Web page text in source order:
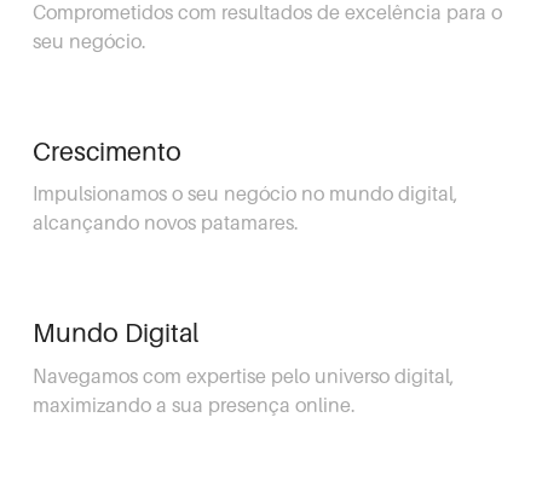
Comprometidos com resultados de excelência para o
seu negócio.
Crescimento
Impulsionamos o seu negócio no mundo digital,
alcançando novos patamares.
Mundo Digital
Navegamos com expertise pelo universo digital,
maximizando a sua presença online.